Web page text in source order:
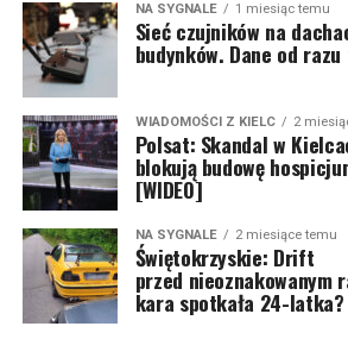
NA SYGNALE 1 miesiąc temu
Sieć czujników na
budynków. Dane od
WIADOMOŚCI Z KIELC 2
Polsat: Skandal w
blokują budowę
[WIDEO]
NA SYGNALE 2 miesiące temu
Świętokrzyskie: Drift
przed nieoznakowanym
kara spotkała 24-latka?